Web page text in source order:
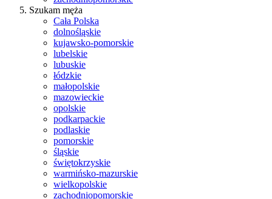
Szukam męża
Cała Polska
dolnośląskie
kujawsko-pomorskie
lubelskie
lubuskie
łódzkie
małopolskie
mazowieckie
opolskie
podkarpackie
podlaskie
pomorskie
śląskie
świętokrzyskie
warmińsko-mazurskie
wielkopolskie
zachodniopomorskie